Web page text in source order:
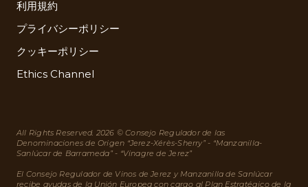
利用規約
プライバシーポリシー
クッキーポリシー
Ethics Channel
All Rights Reserved. 2026 © Consejo Regulador de las
Denominaciones de Origen “Jerez-Xérès-Sherry” - “Manzanilla-
Sanlúcar de Barrameda” - “Vinagre de Jerez”
El Consejo Regulador de Vinos de Jerez y Manzanilla de Sanlúcar
recibe ayudas de la Unión Europea con cargo al Plan Estratégico de la